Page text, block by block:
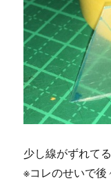
少し線がずれて
※コレのせいで後